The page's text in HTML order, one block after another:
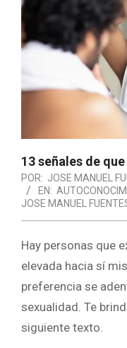
13 señales de
POR: JOSE MANUEL
EN:
JOSE MANUEL
Hay personas que
elevada hacia sí
preferencia se
sexualidad. Te
siguiente texto.